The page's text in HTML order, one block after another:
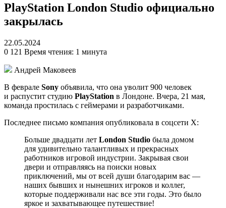
PlayStation London Studio официально
закрылась
22.05.2024
0 121 Время чтения: 1 минута
Андрей Маковеев
В феврале Sony объявила, что она уволит 900 человек
и распустит студию PlayStation в Лондоне. Вчера, 21 мая,
команда простилась с геймерами и разработчиками.
Последнее письмо компания опубликовала в соцсети X:
Больше двадцати лет London Studio была домом
для удивительно талантливых и прекрасных
работников игровой индустрии. Закрывая свои
двери и отправляясь на поиски новых
приключений, мы от всей души благодарим вас —
наших бывших и нынешних игроков и коллег,
которые поддерживали нас все эти годы. Это было
яркое и захватывающее путешествие!